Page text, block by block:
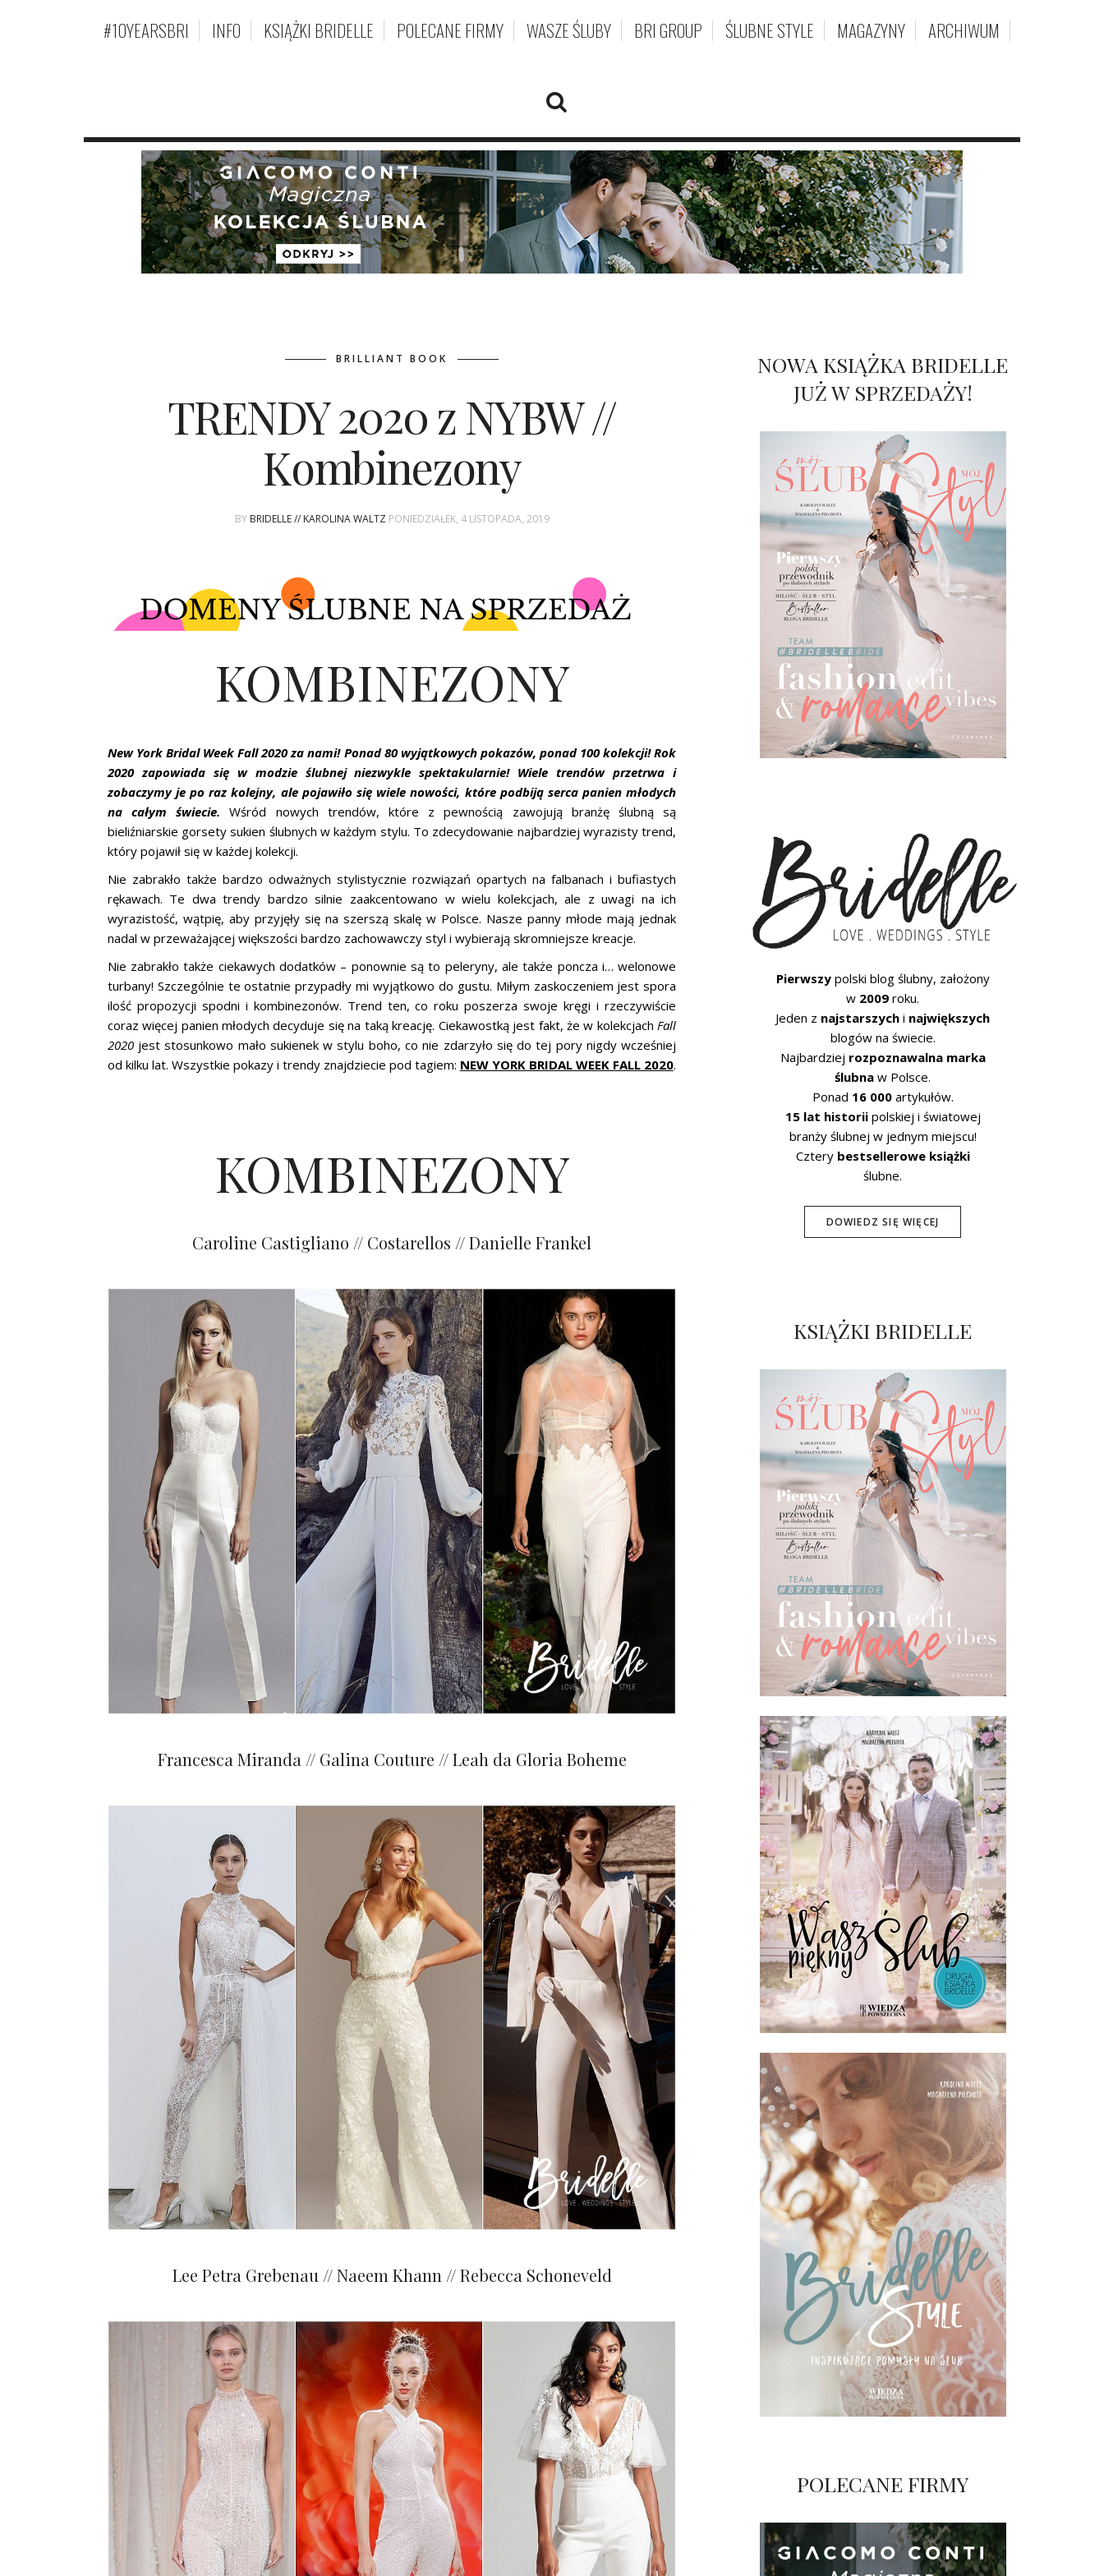
#10YEARSBRI INFO KSIĄŻKI BRIDELLE POLECANE FIRMY WASZE ŚLUBY BRI GROUP ŚLUBNE STYLE MAGAZYNY ARCHIWUM
BRILLIANT BOOK
TRENDY 2020 z NYBW //
Kombinezony
BY BRIDELLE // KAROLINA WALTZ PONIEDZIAŁEK, 4 LISTOPADA, 2019
KOMBINEZONY
New York Bridal Week Fall 2020 za nami! Ponad 80 wyjątkowych pokazów, ponad 100 kolekcji! Rok
2020 zapowiada się w modzie ślubnej niezwykle spektakularnie! Wiele trendów przetrwa i
zobaczymy je po raz kolejny, ale pojawiło się wiele nowości, które podbiją serca panien młodych
na całym świecie. Wśród nowych trendów, które z pewnością zawojują branżę ślubną są
bieliźniarskie gorsety sukien ślubnych w każdym stylu. To zdecydowanie najbardziej wyrazisty trend,
który pojawił się w każdej kolekcji.
Nie zabrakło także bardzo odważnych stylistycznie rozwiązań opartych na falbanach i bufiastych
rękawach. Te dwa trendy bardzo silnie zaakcentowano w wielu kolekcjach, ale z uwagi na ich
wyrazistość, wątpię, aby przyjęły się na szerszą skalę w Polsce. Nasze panny młode mają jednak
nadal w przeważającej większości bardzo zachowawczy styl i wybierają skromniejsze kreacje.
Nie zabrakło także ciekawych dodatków – ponownie są to peleryny, ale także poncza i… welonowe
turbany! Szczególnie te ostatnie przypadły mi wyjątkowo do gustu. Miłym zaskoczeniem jest spora
ilość propozycji spodni i kombinezonów. Trend ten, co roku poszerza swoje kręgi i rzeczywiście
coraz więcej panien młodych decyduje się na taką kreację. Ciekawostką jest fakt, że w kolekcjachFall
2020jest stosunkowo mało sukienek w stylu boho, co nie zdarzyło się do tej pory nigdy wcześniej
od kilku lat. Wszystkie pokazy i trendy znajdziecie pod tagiem: NEW YORK BRIDAL WEEK FALL 2020.
KOMBINEZONY
Caroline Castigliano // Costarellos // Danielle Frankel
Francesca Miranda // Galina Couture // Leah da Gloria Boheme
Lee Petra Grebenau // Naeem Khann // Rebecca Schoneveld
NOWA KSIĄŻKA BRIDELLE
JUŻ W SPRZEDAŻY!
Pierwszypolski blog ślubny, założony
w 2009 roku.
Jeden z najstarszych i największych
blogów na świecie.
Najbardziej rozpoznawalna marka
ślubna w Polsce.
Ponad 16 000artykułów.
15 lat historiipolskiej i światowej
branży ślubnej w jednym miejscu!
Cztery bestsellerowe książki
ślubne.
DOWIEDZ SIĘ WIĘCEJ
KSIĄŻKI BRIDELLE
POLECANE FIRMY